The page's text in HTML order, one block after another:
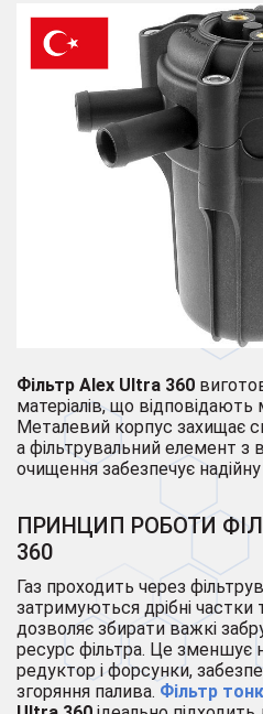
Фільтр Alex Ultra 360
матеріалів, що
Металевий корпус захищає
а фільтрувальний елемент
очищення забезпечує
ПРИНЦИП РОБОТИ
360
Газ проходить через
затримуються дрібні частки
дозволяє збирати важкі
ресурс фільтра. Це зменшує
редуктор і форсунки,
згоряння палива. Фільтр